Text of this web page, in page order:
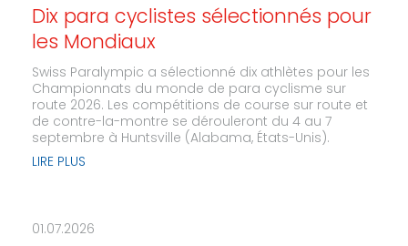
Dix para cyclistes sélectionnés pour
les Mondiaux
Swiss Paralympic a sélectionné dix athlètes pour les
Championnats du monde de para cyclisme sur
route 2026. Les compétitions de course sur route et
de contre-la-montre se dérouleront du 4 au 7
septembre à Huntsville (Alabama, États-Unis).
LIRE PLUS
01.07.2026